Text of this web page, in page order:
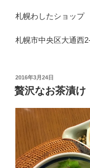
札幌わしたショップ
札幌市中央区大通西
投
稿
日:
2016年3月24日
贅沢なお茶漬け